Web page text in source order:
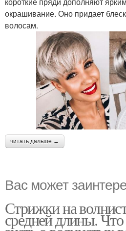
окрашивание. Оно придает
волосам.
читать дальше →
Вас может
Стрижки на
средней длины.